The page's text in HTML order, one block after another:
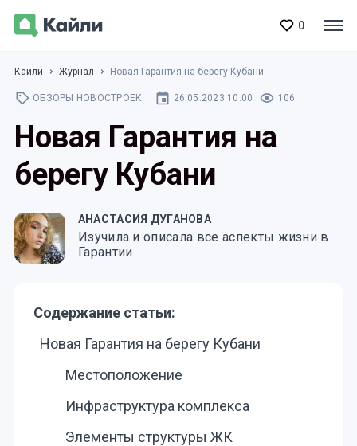
0
Кайли Журнал Новая Гарантия на берегу Кубани
ОБЗОРЫ НОВОСТРОЕК 26.05.2023 10:00 106
Новая Гарантия на
берегу Кубани
АНАСТАСИЯ ДУГАНОВА
Изучила и описала все аспекты жизни в
Гарантии
Содержание статьи:
Новая Гарантия на берегу Кубани
Местоположение
Инфраструктура комплекса
Элементы структуры ЖК